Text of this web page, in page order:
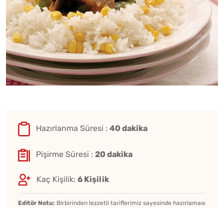
Hazırlanma Süresi : 40 dakika
Pişirme Süresi : 20 dakika
Kaç Kişilik: 6 Kişilik
Editör Notu: Birbirinden lezzetli tariflerimiz sayesinde hazırlaması